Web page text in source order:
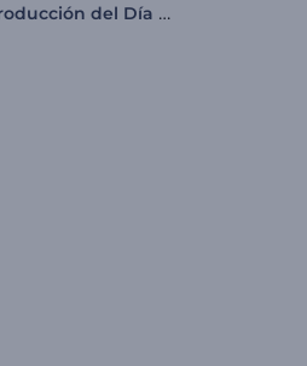
Introducción del Día de la Victoria – 9 de Mayo